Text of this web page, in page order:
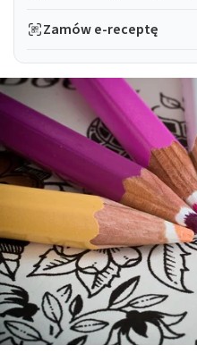
Zamów e-receptę